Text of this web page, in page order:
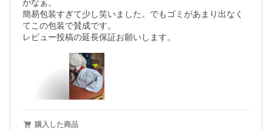
かなぁ。
簡易包装すぎて少し笑いました。でもゴミがあまり出なく
てこの包装で賛成です。
レビュー投稿の延長保証お願いします。
購入した商品